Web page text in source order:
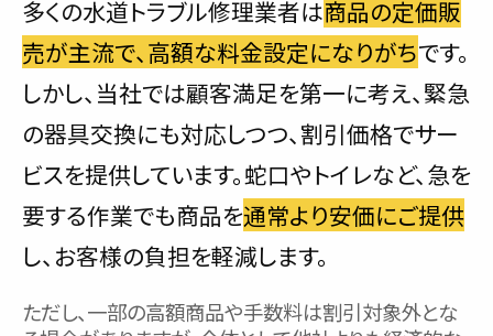
多くの水道トラブル修理業者は商品の定価販
売が主流で、高額な料金設定になりがちです。
しかし、当社では顧客満足を第一に考え、緊急
の器具交換にも対応しつつ、割引価格でサー
ビスを提供しています。蛇口やトイレなど、急を
要する作業でも商品を通常より安価にご提供
し、お客様の負担を軽減します。
ただし、一部の高額商品や手数料は割引対象外とな